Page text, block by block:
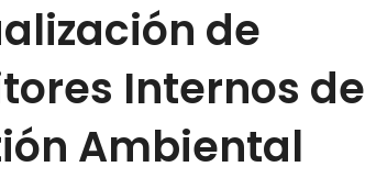
de
Internos de
Ambiental